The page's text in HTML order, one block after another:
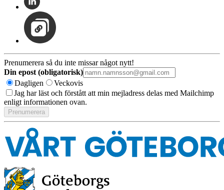
Prenumerera så du inte missar något nytt!
Din epost (obligatorisk)
Dagligen
Veckovis
Jag har läst och förstått att min mejladress delas med Mailchimp
enligt informationen ovan.